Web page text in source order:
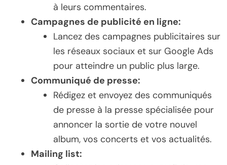
à leurs commentaires.
Campagnes de publicité en ligne:
Lancez des campagnes publicitaires sur
les réseaux sociaux et sur Google Ads
pour atteindre un public plus large.
Communiqué de presse:
Rédigez et envoyez des communiqués
de presse à la presse spécialisée pour
annoncer la sortie de votre nouvel
album, vos concerts et vos actualités.
Mailing list: